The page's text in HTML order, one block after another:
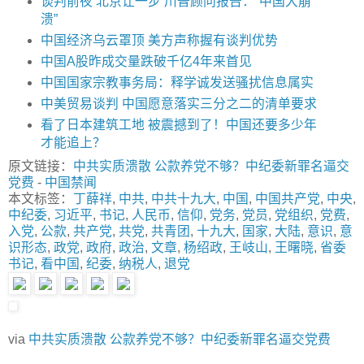
溃”
中国经济乌云罩顶 美方声称握有谈判优势
中国A股昨成交量跌破千亿4年来首见
中国国家宗教事务局：释学诚发送骚扰信息属实
中美贸易谈判 中国愿意落实三分之二的清单要求
看了日本建筑工地 被震撼到了！中国还要多少年
才能追上？
原文链接： 中共实质溃散 公款养党不够？中纪委新罪名逼交
党费 - 中国禁闻
本文标签： 丁薛祥, 中共, 中共十九大, 中国 , 中国共产党, 中央,
中纪委, 习近平, 书记, 人民币, 信仰, 党务, 党员, 党组织, 党费,
入党, 公款, 共产党, 共党, 共青团 , 十九大, 国家, 大陆, 意识, 意
识形态, 政党, 政府, 政治, 文章, 杨绍政, 王岐山, 王曙晓, 省委
书记, 看中国 , 纪委, 纳税人, 退党
via 中共实质溃散 公款养党不够？中纪委新罪名逼交党费